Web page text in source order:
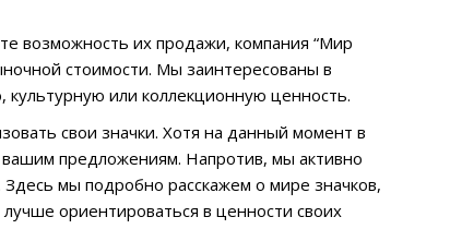
возможность их продажи, компания “Мир
стоимости. Мы заинтересованы в
или коллекционную ценность.
свои значки. Хотя на данный момент в
вашим предложениям. Напротив, мы активно
мы подробно расскажем о мире значков,
ориентироваться в ценности своих